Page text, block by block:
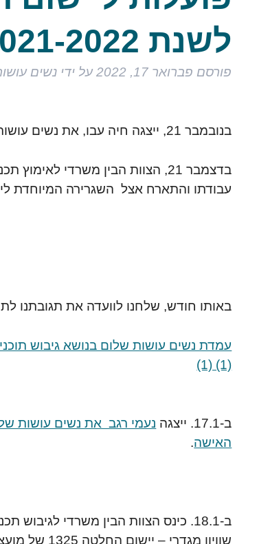
לשנת 2021-2022
פורסם פברואר 17, 2022 על ידי נשים
בנובמבר 21, ייצגה חיה עבו, את נשים עושות שלום
עבודתו והתארח אצל השגרירה המיוחדת
באותו חודש, שלחנו לוועדה את תגובתנו
(1) (1)
ב-17.1. ייצגה
נעמי רגב את נשים עושות
האישה.
ב-18.1. כינס הצוות הבין משרדי לגיבוש
שוויון מגדרי